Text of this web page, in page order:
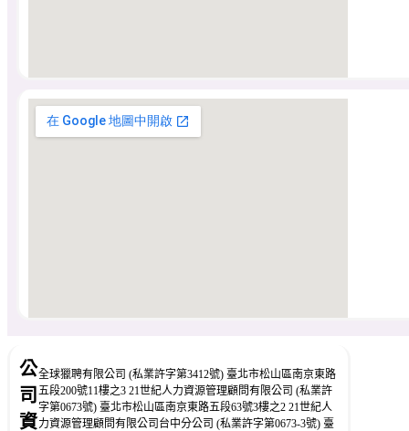
公
司
資
全球獵聘有限公司 (私業許字第3412號) 臺北市松山區南京東路
五段200號11樓之3 21世紀人力資源管理顧問有限公司 (私業許
字第0673號) 臺北市松山區南京東路五段63號3樓之2 21世紀人
力資源管理顧問有限公司台中分公司 (私業許字第0673-3號) 臺